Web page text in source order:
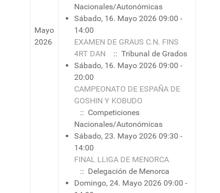
Mayo
2026
Nacionales/Autonómicas
Sábado, 16. Mayo 2026 09:00 -
14:00
EXAMEN DE GRAUS C.N. FINS
4RT DAN
:: Tribunal de Grados
Sábado, 16. Mayo 2026 09:00 -
20:00
CAMPEONATO DE ESPAÑA DE
GOSHIN Y KOBUDO
:: Competiciones
Nacionales/Autonómicas
Sábado, 23. Mayo 2026 09:30 -
14:00
FINAL LLIGA DE MENORCA
:: Delegación de Menorca
Domingo, 24. Mayo 2026 09:00 -